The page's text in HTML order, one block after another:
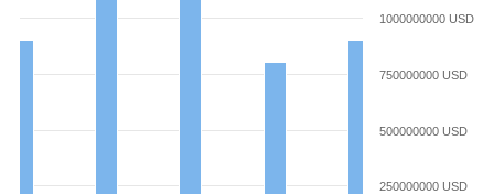
250000000 USD
500000000 USD
750000000 USD
1000000000 USD